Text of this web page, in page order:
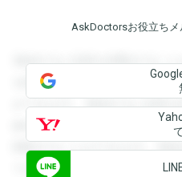
AskDoctorsお役立ちメ
登録すると回答を閲覧するこ
を閲覧することができます。
ができます。登録すると回答
録すると回答を閲覧すること
閲覧することができます。登
できます。登録すると回答を